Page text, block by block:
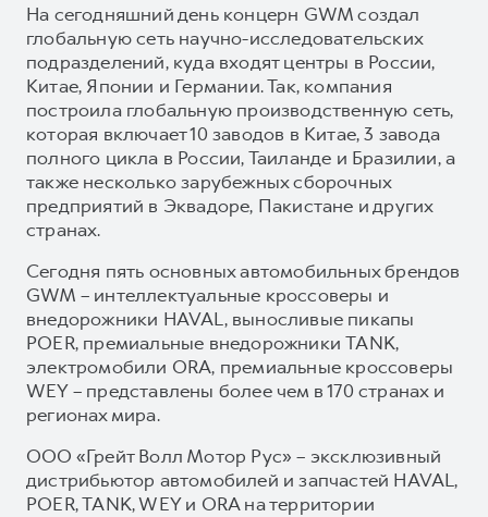
На сегодняшний день концерн GWM создал
глобальную сеть научно-исследовательских
подразделений, куда входят центры в России,
Китае, Японии и Германии. Так, компания
построила глобальную производственную сеть,
которая включает 10 заводов в Китае, 3 завода
полного цикла в России, Таиланде и Бразилии, а
также несколько зарубежных сборочных
предприятий в Эквадоре, Пакистане и других
странах.
Сегодня пять основных автомобильных брендов
GWM – интеллектуальные кроссоверы и
внедорожники HAVAL, выносливые пикапы
POER, премиальные внедорожники TANK,
электромобили ORA, премиальные кроссоверы
WEY – представлены более чем в 170 странах и
регионах мира.
ООО «Грейт Волл Мотор Рус» – эксклюзивный
дистрибьютор автомобилей и запчастей HAVAL,
POER, TANK, WEY и ORA на территории